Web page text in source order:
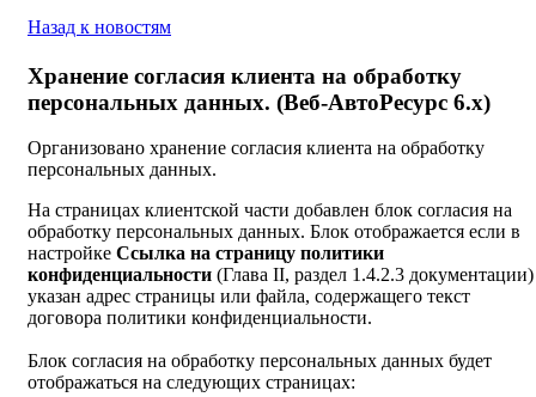
Назад к новостям
Хранение согласия клиента на обработку
персональных данных. (Веб-АвтоРесурс 6.х)
Организовано хранение согласия клиента на обработку
персональных данных.
На страницах клиентской части добавлен блок согласия на
обработку персональных данных. Блок отображается если в
настройке Ссылка на страницу политики
конфиденциальности (Глава II, раздел 1.4.2.3 документации)
указан адрес страницы или файла, содержащего текст
договора политики конфиденциальности.
Блок согласия на обработку персональных данных будет
отображаться на следующих страницах: